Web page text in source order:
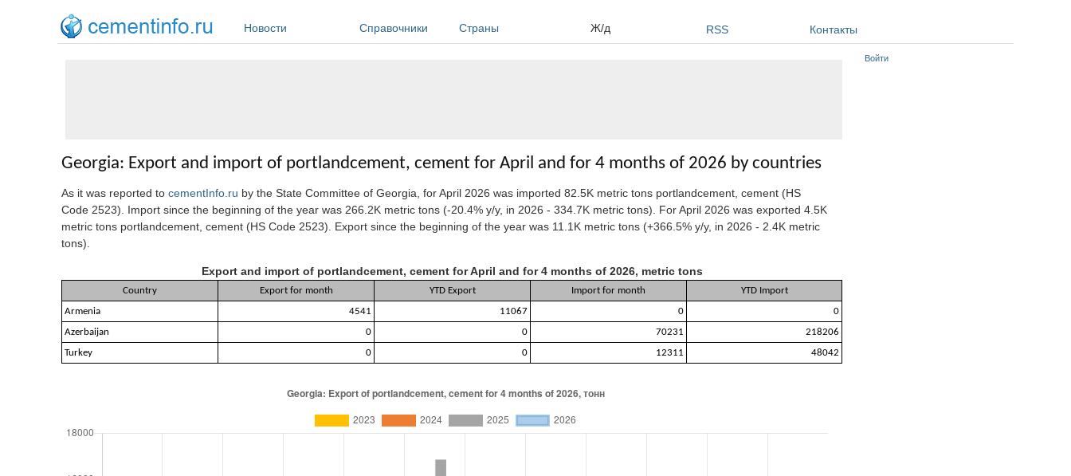
Новости
Справочники Страны Ж/д RSS Контакты
Georgia: Export and import of portlandcement, cement for April and for 4 months of 2026 by countries
As it was reported to cementInfo.ru by the State Committee of Georgia, for April 2026 was imported 82.5K metric tons portlandcement, cement (HS
Code 2523). Import since the beginning of the year was 266.2K metric tons (-20.4% y/y, in 2026 - 334.7K metric tons). For April 2026 was exported 4.5K
metric tons portlandcement, cement (HS Code 2523). Export since the beginning of the year was 11.1K metric tons (+366.5% y/y, in 2026 - 2.4K metric
tons).
Export and import of portlandcement, cement for April and for 4 months of 2026, metric tons
Country Export for month YTD Export Import for month
YTD Import
Armenia
4541 11067 0
0
Azerbaijan
0 0 70231
218206
Turkey
0 0 12311 48042
Войти